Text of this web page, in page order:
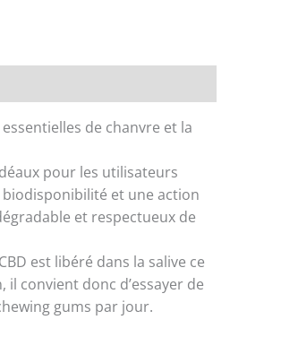
de chanvre et la
pour les utilisateurs
et une action
et respectueux de
est libéré dans la salive ce
convient donc d’essayer de
gums par jour.